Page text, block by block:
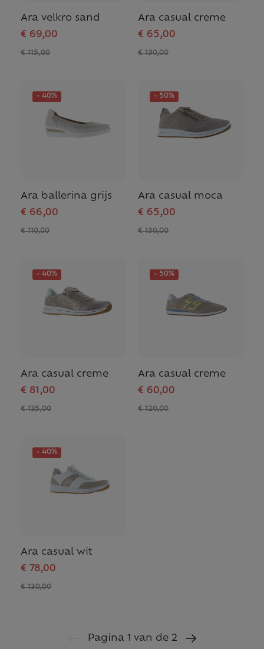
Ara velkro sand
€ 69,00
€ 115,00
Ara casual creme
€ 65,00
€ 130,00
- 40%
Ara ballerina grijs
€ 66,00
€ 110,00
- 50%
Ara casual moca
€ 65,00
€ 130,00
- 40%
Ara casual creme
€ 81,00
€ 135,00
- 50%
Ara casual creme
€ 60,00
€ 120,00
- 40%
Ara casual wit
€ 78,00
€ 130,00
Pagina 1 van de 2